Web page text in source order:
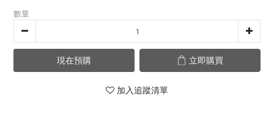
數量
現在預購 立即購買
加入追蹤清單